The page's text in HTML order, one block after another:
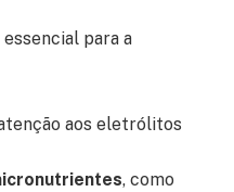
essencial para a
aos eletrólitos
, como